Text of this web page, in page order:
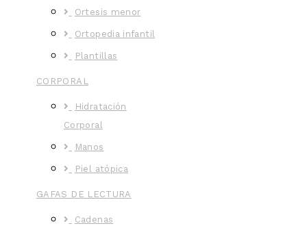
Ortesis menor
Ortopedia infantil
Plantillas
CORPORAL
Hidratación
Corporal
Manos
Piel atópica
GAFAS DE LECTURA
Cadenas